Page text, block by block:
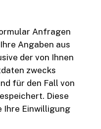
Anfragen
Angaben aus
der von Ihnen
zwecks
für den Fall von
Diese
Ihre Einwilligung